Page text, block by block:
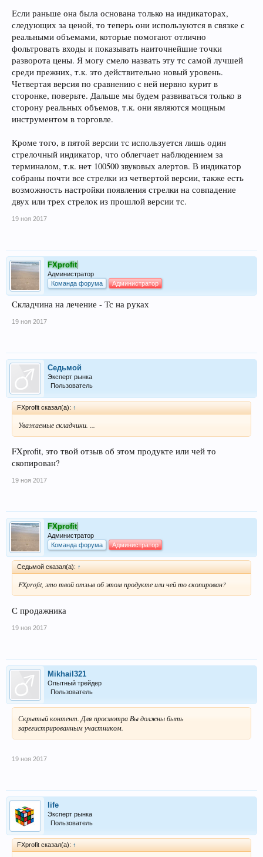
Если раньше она была основана только на индикаторах,
следующих за ценой, то теперь они используются в связке с
реальными объемами, которые помогают отлично
фольтровать входы и показывать наиточнейшие точки
разворота цены. Я могу смело назвать эту тс самой лучшей
среди прежних, т.к. это действительно новый уровень.
Четвертая версия по сравнению с ней нервно курит в
сторонке, поверьте. Дальше мы будем развиваться только в
сторону реальных объемов, т.к. они являются мощным
инструментом в торговле.
Кроме того, в пятой версии тс используется лишь один
стрелочный индикатор, что облегчает наблюдением за
терминалом, т.к. нет 100500 звуковых алертов. В индикатор
собраны почти все стрелки из четвертой версии, также есть
возможность настройки появления стрелки на совпадение
двух или трех стрелок из прошлой версии тс.
19 ноя 2017
FXprofit
Администратор
Команда форума
Администратор
Складчина на лечение - Тс на руках
19 ноя 2017
Седьмой
Эксперт рынка
Пользователь
FXprofit сказал(а): ↑
Уважаемые складчики. ...
FXprofit, это твой отзыв об этом продукте или чей то
скопирован?
19 ноя 2017
FXprofit
Администратор
Команда форума
Администратор
Седьмой сказал(а): ↑
FXprofit, это твой отзыв об этом продукте или чей то скопирован?
С продажника
19 ноя 2017
Mikhail321
Опытный трейдер
Пользователь
Скрытый контент. Для просмотра Вы должны быть
зарегистрированным участником.
19 ноя 2017
life
Эксперт рынка
Пользователь
FXprofit сказал(а): ↑